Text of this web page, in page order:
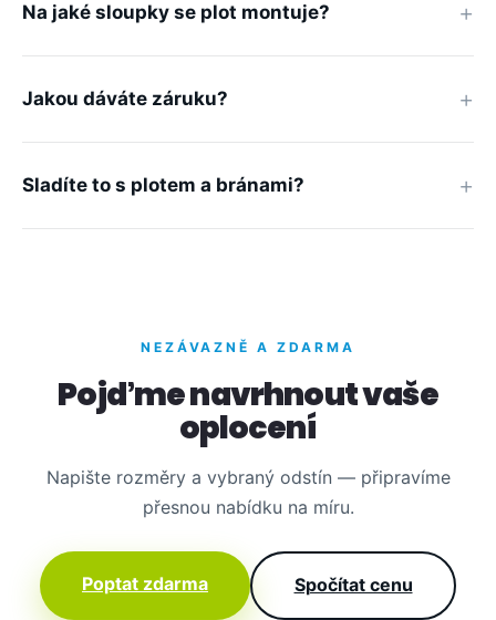
Na jaké sloupky se plot montuje?
Jakou dáváte záruku?
Sladíte to s plotem a bránami?
NEZÁVAZNĚ A ZDARMA
Pojďme navrhnout vaše
oplocení
Napište rozměry a vybraný odstín — připravíme
přesnou nabídku na míru.
Poptat zdarma Spočítat cenu